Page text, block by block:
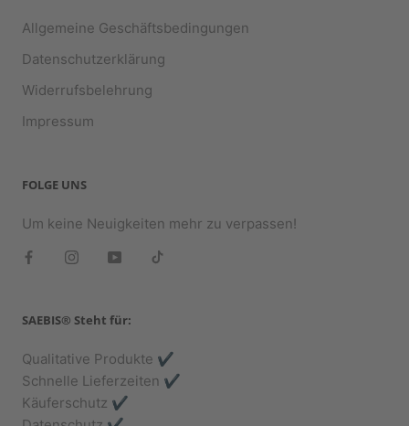
Allgemeine Geschäftsbedingungen
Datenschutzerklärung
Widerrufsbelehrung
Impressum
FOLGE UNS
Um keine Neuigkeiten mehr zu verpassen!
SAEBIS® Steht für:
Qualitative Produkte ✔️
Schnelle Lieferzeiten ✔️
Käuferschutz ✔️